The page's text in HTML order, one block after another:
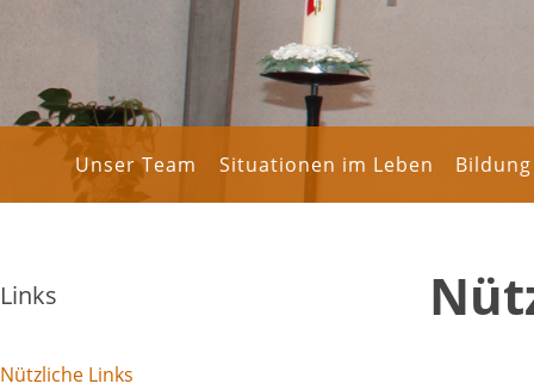
Unser Team Situationen im Leben Bildung
Links
Nützliche Links